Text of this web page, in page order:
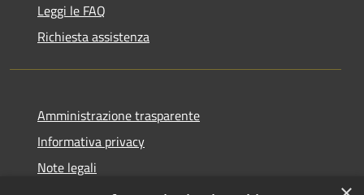
Leggi le FAQ
Richiesta assistenza
Amministrazione trasparente
Informativa privacy
Note legali